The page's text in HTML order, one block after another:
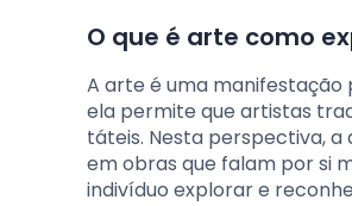
O que é arte como
A arte é uma manifestação
ela permite que artistas
táteis. Nesta perspectiva,
em obras que falam por si
indivíduo explorar e